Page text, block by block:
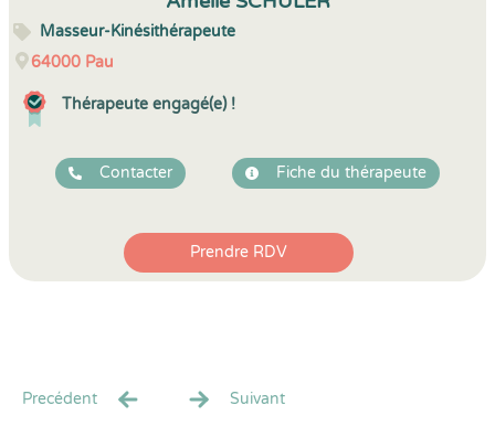
Masseur-Kinésithérapeute
64000 Pau
Thérapeute engagé(e) !
Contacter Fiche du thérapeute
Prendre RDV
Precédent Suivant